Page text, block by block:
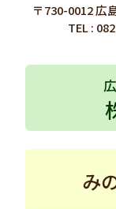
〒730-0012 広
TEL :
み